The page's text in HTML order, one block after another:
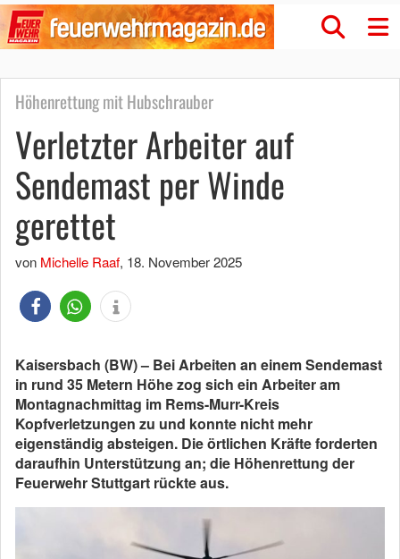
Höhenrettung mit Hubschrauber
Verletzter Arbeiter auf
Sendemast per Winde
gerettet
von Michelle Raaf, 18. November 2025
Kaisersbach (BW) – Bei Arbeiten an einem Sendemast
in rund 35 Metern Höhe zog sich ein Arbeiter am
Montagnachmittag im Rems-Murr-Kreis
Kopfverletzungen zu und konnte nicht mehr
eigenständig absteigen. Die örtlichen Kräfte forderten
daraufhin Unterstützung an; die Höhenrettung der
Feuerwehr Stuttgart rückte aus.